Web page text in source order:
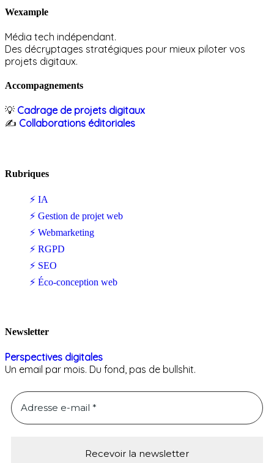
Wexample
Média tech indépendant.
Des décryptages stratégiques pour mieux piloter vos
projets digitaux.
Accompagnements
💡 Cadrage de projets digitaux
✍️ Collaborations éditoriales
Rubriques
⚡ IA
⚡ Gestion de projet web
⚡ Webmarketing
⚡ RGPD
⚡ SEO
⚡ Éco-conception web
Newsletter
Perspectives digitales
Un email par mois. Du fond, pas de bullshit.